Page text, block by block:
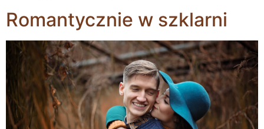
Romantycznie w szklarni